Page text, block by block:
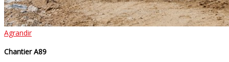
Agrandir
Chantier A89